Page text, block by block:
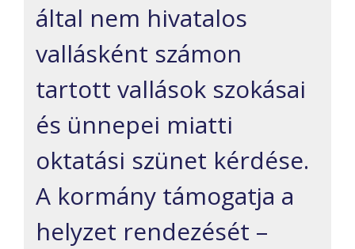
által nem hivatalos
vallásként számon
tartott vallások szokásai
és ünnepei miatti
oktatási szünet kérdése.
A kormány támogatja a
helyzet rendezését –